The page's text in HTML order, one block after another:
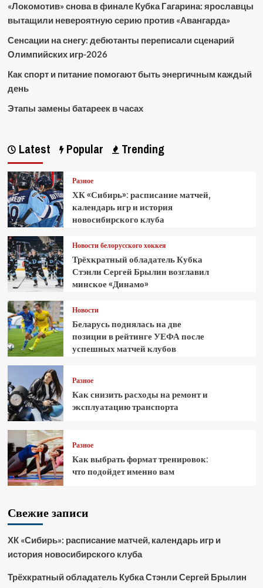
«Локомотив» снова в финале Кубка Гагарина: ярославцы
вытащили невероятную серию против «Авангарда»
Сенсации на снегу: дебютанты переписали сценарий
Олимпийских игр-2026
Как спорт и питание помогают быть энергичным каждый
день
Этапы замены батареек в часах
Latest Popular Trending
Разное
ХК «Сибирь»: расписание матчей,
календарь игр и история
новосибирского клуба
Новости белорусского хоккея
Трёхкратный обладатель Кубка
Стэнли Сергей Брылин возглавил
минское «Динамо»
Новости
Беларусь поднялась на две
позиции в рейтинге УЕФА после
успешных матчей клубов
Разное
Как снизить расходы на ремонт и
эксплуатацию транспорта
Разное
Как выбрать формат тренировок:
что подойдет именно вам
Свежие записи
ХК «Сибирь»: расписание матчей, календарь игр и
история новосибирского клуба
Трёхкратный обладатель Кубка Стэнли Сергей Брылин